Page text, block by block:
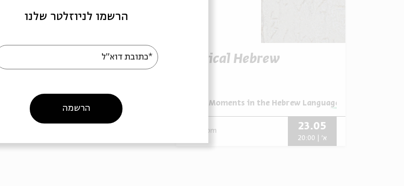
Biblical Hebrew
Great Moments in the Hebrew Language
zoom 23.05
א' | 20:00
הרשמו לניוזלטר שלנו
*כתובת דוא"ל
הרשמה